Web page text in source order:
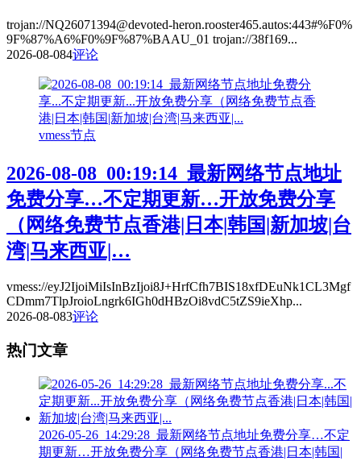
trojan://NQ26071394@devoted-heron.rooster465.autos:443#%F0%
9F%87%A6%F0%9F%87%BAAU_01 trojan://38f169...
2026-08-084评论
vmess节点
2026-08-08_00:19:14_最新网络节点地址
免费分享…不定期更新…开放免费分享
（网络免费节点香港|日本|韩国|新加坡|台
湾|马来西亚|…
vmess://eyJ2IjoiMiIsInBzIjoi8J+HrfCfh7BIS18xfDEuNk1CL3Mgf
CDmm7TlpJroioLngrk6IGh0dHBzOi8vdC5tZS9ieXhp...
2026-08-083评论
热门文章
2026-05-26_14:29:28_最新网络节点地址免费分享…不定
期更新…开放免费分享（网络免费节点香港|日本|韩国|